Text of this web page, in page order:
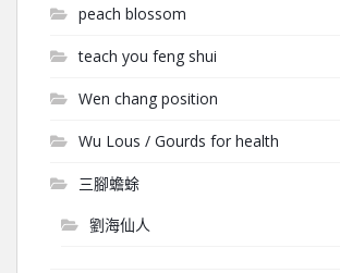
peach blossom
teach you feng shui
Wen chang position
Wu Lous / Gourds for health
三腳蟾蜍
劉海仙人